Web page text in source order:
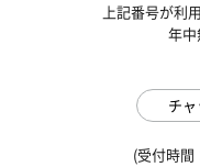
上記番号が利
年中
チ
(受付時